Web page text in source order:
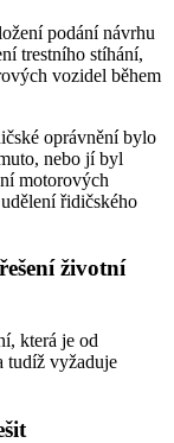
podání návrhu
trestního stíhání,
vozidel během
oprávnění bylo
nebo jí byl
motorových
řidičského
životní
která je od
tudíž vyžaduje